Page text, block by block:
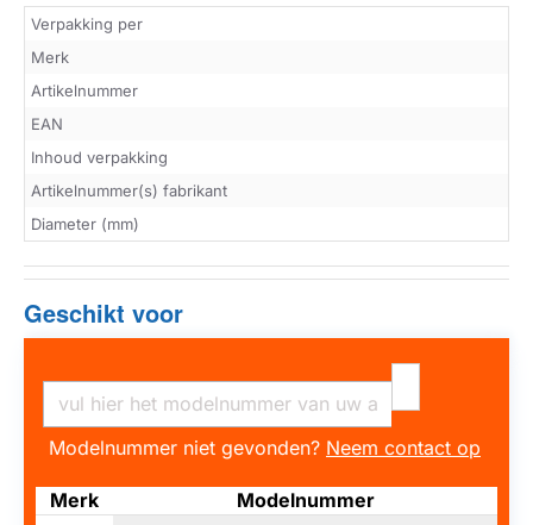
Verpakking per
Merk
Artikelnummer
EAN
Inhoud verpakking
Artikelnummer(s) fabrikant
Diameter (mm)
Geschikt voor
Modelnummer niet gevonden? Neem contact op
Merk Modelnummer